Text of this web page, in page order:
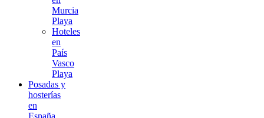
Murcia
Playa
Hoteles
en
País
Vasco
Playa
Posadas y
hosterías
en
España